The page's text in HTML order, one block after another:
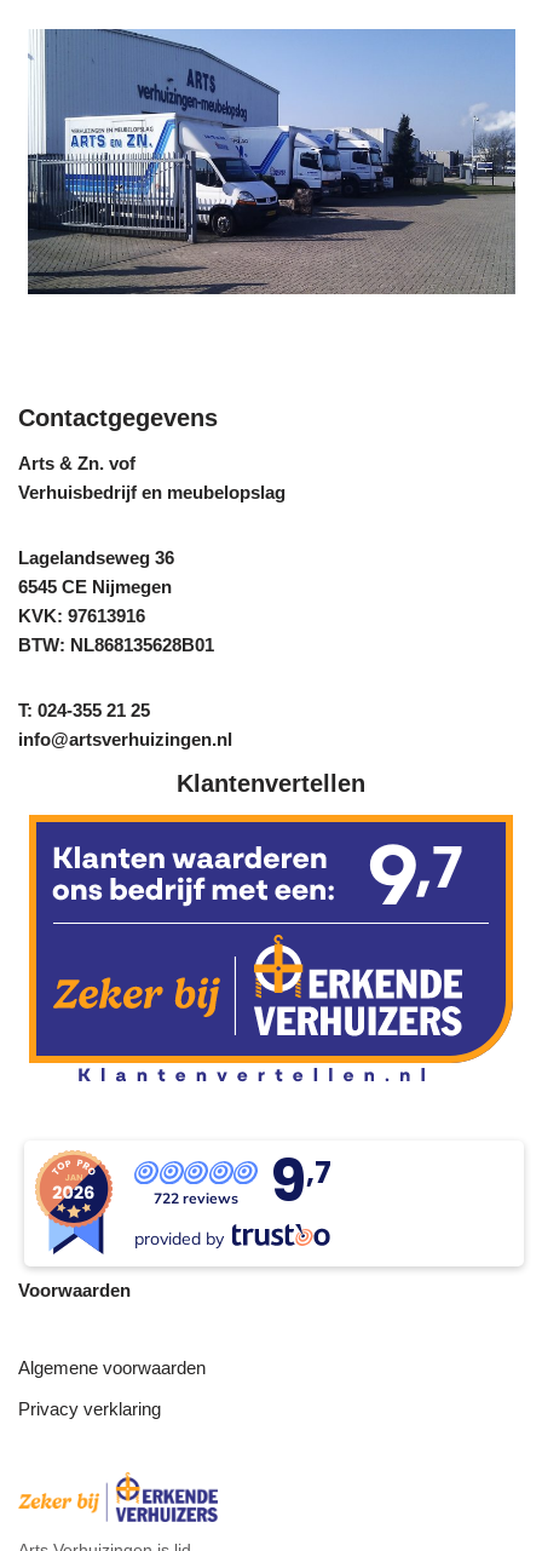
Contactgegevens
Arts & Zn. vof
Verhuisbedrijf en meubelopslag
Lagelandseweg 36
6545 CE Nijmegen
KVK: 97613916
BTW: NL868135628B01
T: 024-355 21 25
info@artsverhuizingen.nl
Klantenvertellen
722 reviews 9,7
provided by
Voorwaarden
Algemene voorwaarden
Privacy verklaring